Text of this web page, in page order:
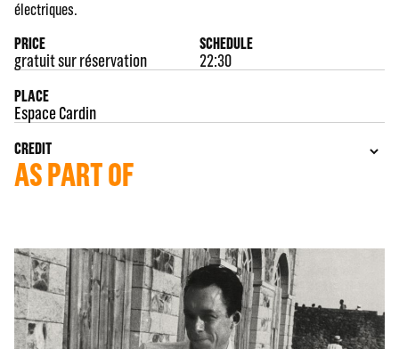
électriques.
PRICE
gratuit sur réservation
SCHEDULE
22:30
PLACE
Espace Cardin
CREDIT
AS PART OF